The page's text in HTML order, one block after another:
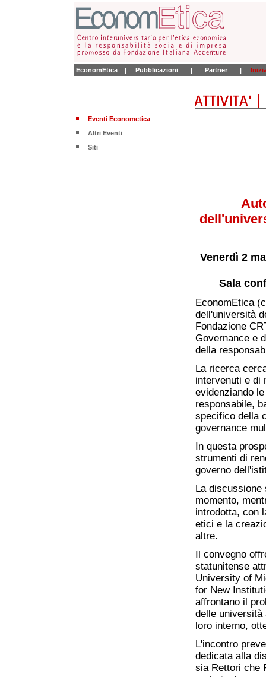
EconomEtica | Pubblicazioni | Partner |
Eventi Econometica
Altri Eventi
Siti
Venerdì 2
Sala
EconomEtica
dell'università
Fondazione
Governance e
della
La ricerca
intervenuti e di
evidenziando
responsabile,
specifico della
governance
In questa
strumenti di
governo
La discussione
momento,
introdotta, con
etici e la
altre.
Il convegno
statunitense
University of
for New
affrontano il
delle università
loro interno,
L'incontro
dedicata alla
sia Rettori che